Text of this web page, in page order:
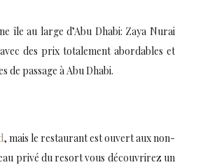
île au large d’Abu Dhabi: Zaya Nurai
des prix totalement abordables et
de passage à Abu Dhabi.
, mais le restaurant est ouvert aux non-
privé du resort vous découvrirez un